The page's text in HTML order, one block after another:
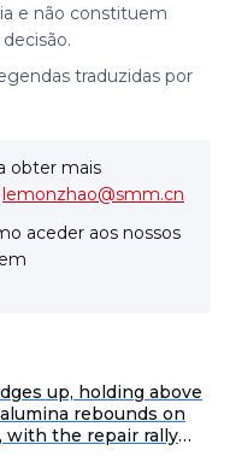
e não constituem
traduzidas por
obter mais
lemonzhao@smm.cn
aceder aos nossos
up, holding above
rebounds on
with the repair rally